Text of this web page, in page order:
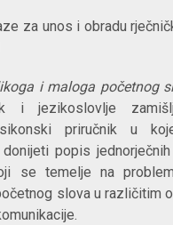
za unos i obradu
i maloga početnog
i jezikoslovlje
priručnik u
popis
se temelje na
slova u različitim